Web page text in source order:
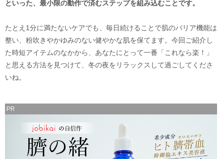
といった、最小限の動作で済むステップを組み込むことです。
たとえ1分に満たないケアでも、毎日続けることで肌のバリア機能は
整い、粉吹きやかゆみのない健やかな肌を保てます。今回ご紹介し
た時短アイテムのなかから、あなたにとって一番「これなら楽！」
と思える方法を見つけて、冬の夜をリラックスして過ごしてくださ
いね。
PR